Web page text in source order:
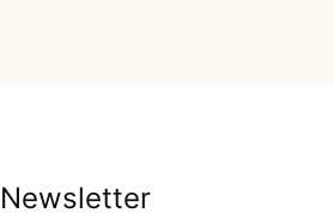
Newsletter